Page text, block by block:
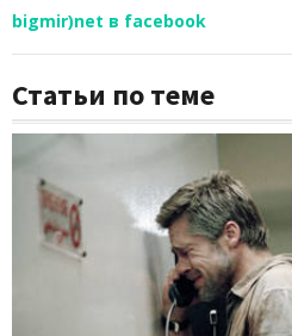
bigmir)net в facebook
Статьи по теме